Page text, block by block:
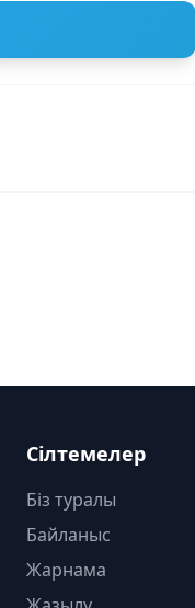
Сілтемелер
Біз туралы
Байланыс
Жарнама